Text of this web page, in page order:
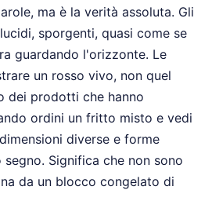
ma è la verità assoluta. Gli
sporgenti, quasi come se
guardando l'orizzonte. Le
un rosso vivo, non quel
dei prodotti che hanno
ordini un fritto misto e vedi
diverse e forme
Significa che non sono
da un blocco congelato di